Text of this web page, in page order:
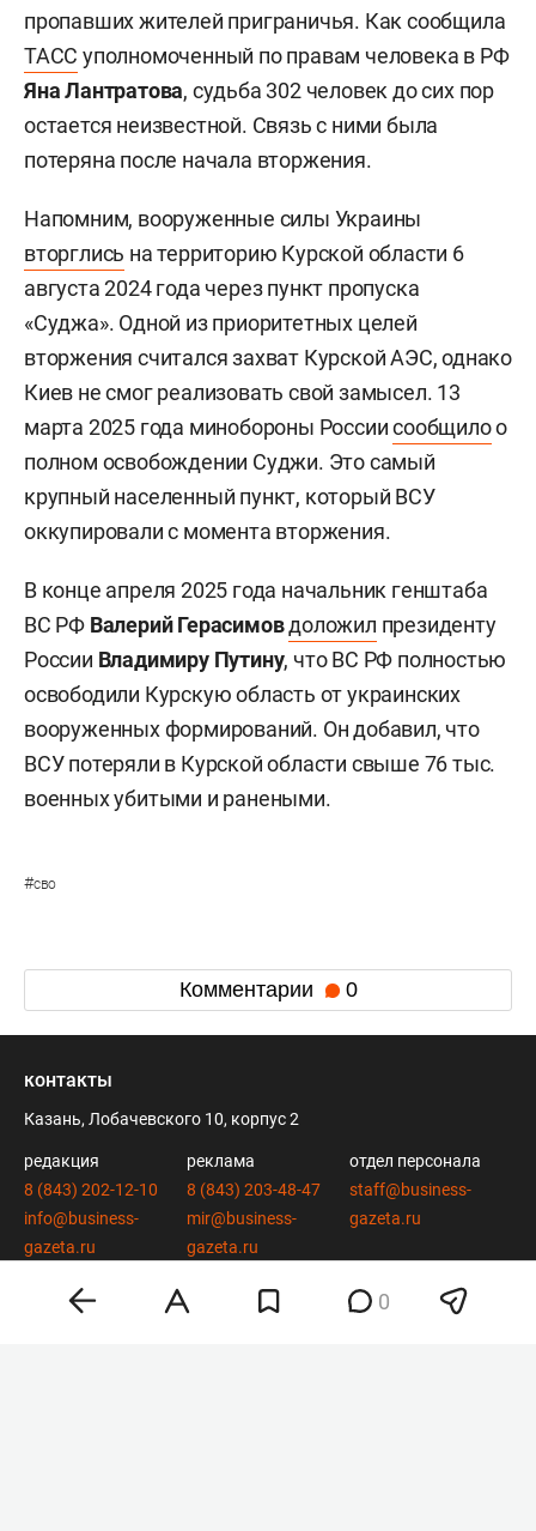
пропавших жителей приграничья. Как сообщила
ТАСС уполномоченный по правам человека в РФ
Яна Лантратова, судьба 302 человек до сих пор
остается неизвестной. Связь с ними была
потеряна после начала вторжения.
Напомним, вооруженные силы Украины
вторглись на территорию Курской области 6
августа 2024 года через пункт пропуска
«Суджа». Одной из приоритетных целей
вторжения считался захват Курской АЭС, однако
Киев не смог реализовать свой замысел. 13
марта 2025 года минобороны Россиисообщилоо
полном освобождении Суджи. Это самый
крупный населенный пункт, который ВСУ
оккупировали с момента вторжения.
В конце апреля 2025 года начальник генштаба
ВС РФ Валерий Герасимовдоложил президенту
России Владимиру Путину, что ВС РФ полностью
освободили Курскую область от украинских
вооруженных формирований. Он добавил, что
ВСУ потеряли в Курской области свыше 76 тыс.
военных убитыми и ранеными.
#сво
Комментарии 0
0
контакты
Казань, Лобачевского 10, корпус 2
редакция
8 (843) 202-12-10
info@business-
gazeta.ru
реклама
8 (843) 203-48-47
mir@business-
gazeta.ru
отдел персонала
staff@business-
gazeta.ru